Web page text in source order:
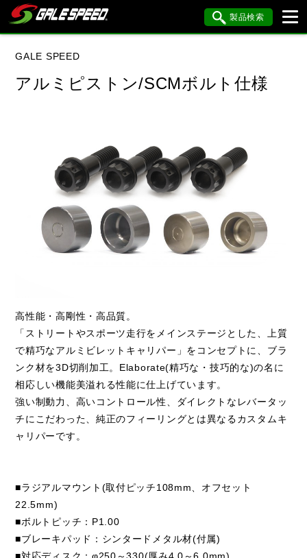
製品検索
閉じる
GALE SPEED
アルミピストン/SCMボルト仕様
高性能・高剛性・高品質。
「ストリートやスポーツ走行をメインステージとした、上質
で精巧なアルミビレットキャリパー」をコンセプトに、ブラ
ンク材を3D切削加工。Elaborate(精巧な・技巧的な)の名に
相応しい機能美溢れる性能に仕上げています。
強い制動力、高いコントロール性、ダイレクトなレバータッ
チにこだわった、純正のフィーリングとは異なるカスタムキ
ャリパーです。
■ラジアルマウント(取付ピッチ108mm、オフセット
22.5mm)
■ボルトピッチ：P1.00
■ブレーキパッド：シンタードメタル材(付属)
■対応ディスク：φ250～330(厚み4.0～6.0mm)